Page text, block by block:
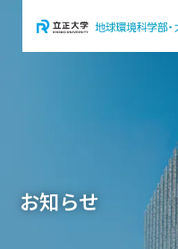
お知らせ